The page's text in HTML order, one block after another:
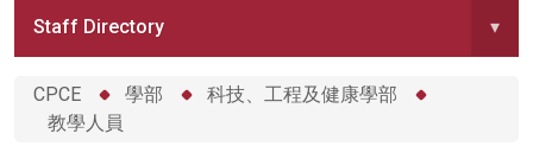
Staff Directory ▾
CPCE 學部
科技、工程及健康學部
教學人員